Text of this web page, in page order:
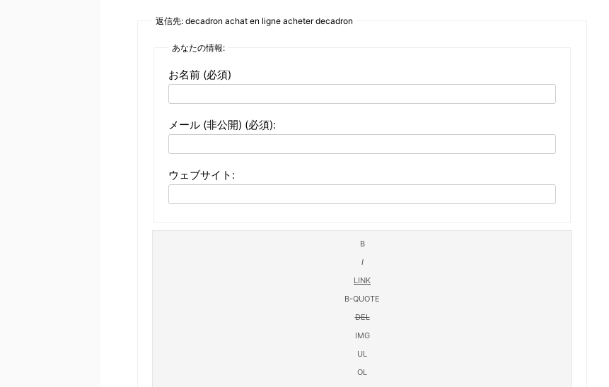
返信先: decadron achat en ligne acheter decadron
あなたの情報:
お名前 (必須)
メール (非公開) (必須):
ウェブサイト: